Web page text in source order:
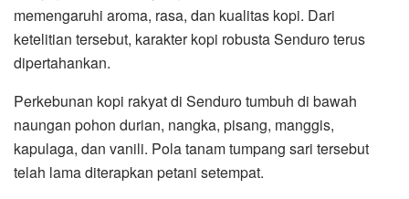
memengaruhi aroma, rasa, dan kualitas kopi. Dari
ketelitian tersebut, karakter kopi robusta Senduro terus
dipertahankan.
Perkebunan kopi rakyat di Senduro tumbuh di bawah
naungan pohon durian, nangka, pisang, manggis,
kapulaga, dan vanili. Pola tanam tumpang sari tersebut
telah lama diterapkan petani setempat.